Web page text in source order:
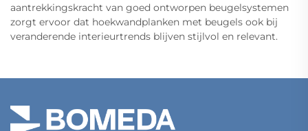
aantrekkingskracht van goed ontworpen beugelsystemen
zorgt ervoor dat hoekwandplanken met beugels ook bij
veranderende interieurtrends blijven stijlvol en relevant.